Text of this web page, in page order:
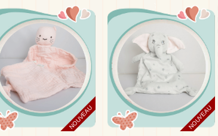
NOUVEAU NOUVEAU